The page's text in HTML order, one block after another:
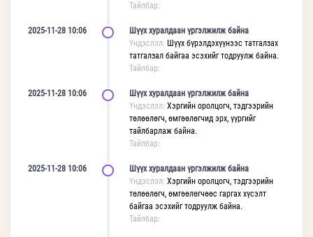
Тайлбар:
2025-11-28 10:06
Шүүх хуралдаан үргэлжилж байна
Үндэслэл: Шүүх бүрэлдэхүүнээс татгалзах
татгалзал байгаа эсэхийг тодруулж байна.
Тайлбар:
2025-11-28 10:06
Шүүх хуралдаан үргэлжилж байна
Үндэслэл: Хэргийн оролцогч, тэдгээрийн
төлөөлөгч, өмгөөлөгчид эрх, үүргийг
тайлбарлаж байна.
Тайлбар:
2025-11-28 10:06
Шүүх хуралдаан үргэлжилж байна
Үндэслэл: Хэргийн оролцогч, тэдгээрийн
төлөөлөгч, өмгөөлөгчөөс гаргах хүсэлт
байгаа эсэхийг тодруулж байна.
Тайлбар: